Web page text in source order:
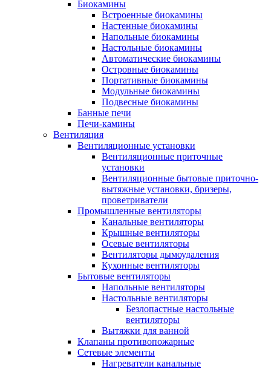
Биокамины
Встроенные биокамины
Настенные биокамины
Напольные биокамины
Настольные биокамины
Автоматические биокамины
Островные биокамины
Портативные биокамины
Модульные биокамины
Подвесные биокамины
Банные печи
Печи-камины
Вентиляция
Вентиляционные установки
Вентиляционные приточные
установки
Вентиляционные бытовые приточно-
вытяжные установки, бризеры,
проветриватели
Промышленные вентиляторы
Канальные вентиляторы
Крышные вентиляторы
Осевые вентиляторы
Вентиляторы дымоудаления
Кухонные вентиляторы
Бытовые вентиляторы
Напольные вентиляторы
Настольные вентиляторы
Безлопастные настольные
вентиляторы
Вытяжки для ванной
Клапаны противопожарные
Сетевые элементы
Нагреватели канальные